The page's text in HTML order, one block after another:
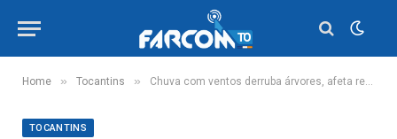
Home » Tocantins » Chuva com ventos derruba árvores, afeta rede de energia e causa transtornos em Dueré
TOCANTINS